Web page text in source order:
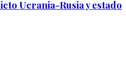
Ucrania-Rusia y estado